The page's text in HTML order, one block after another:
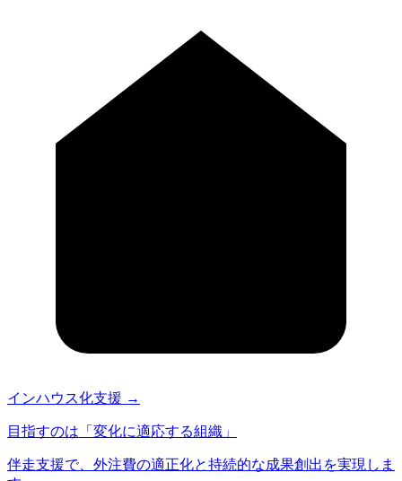
インハウス化支援 →
目指すのは「変化に適応する組織」
伴走支援で、外注費の適正化と持続的な成果創出を実現しま